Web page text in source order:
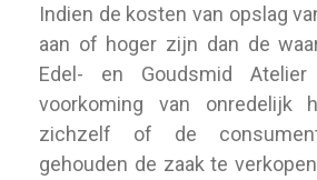
Indien de kosten van opslag
aan of hoger zijn dan de
Edel- en Goudsmid
voorkoming van onredelijk
zichzelf of de
gehouden de zaak te